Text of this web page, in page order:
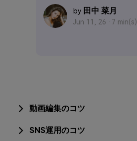
by 田中 菜月
Jun 11, 26 · 7 min(s)
動画編集のコツ
SNS運用のコツ